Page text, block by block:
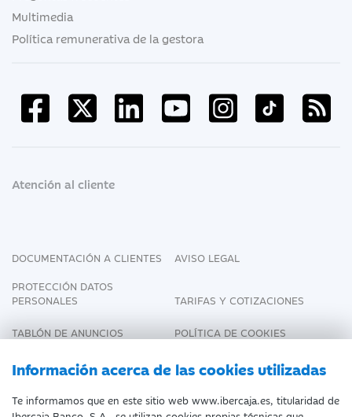
Información acerca de las cookies utilizadas
Te informamos que en este sitio web www.ibercaja.es, titularidad de
Multimedia
Política remunerativa de la gestora
Atención al cliente
DOCUMENTACIÓN A CLIENTES
AVISO LEGAL
PROTECCIÓN DATOS
PERSONALES
TARIFAS Y COTIZACIONES
TABLÓN DE ANUNCIOS
POLÍTICA DE COOKIES
DECLARACIÓN DE
ACCESIBILIDAD